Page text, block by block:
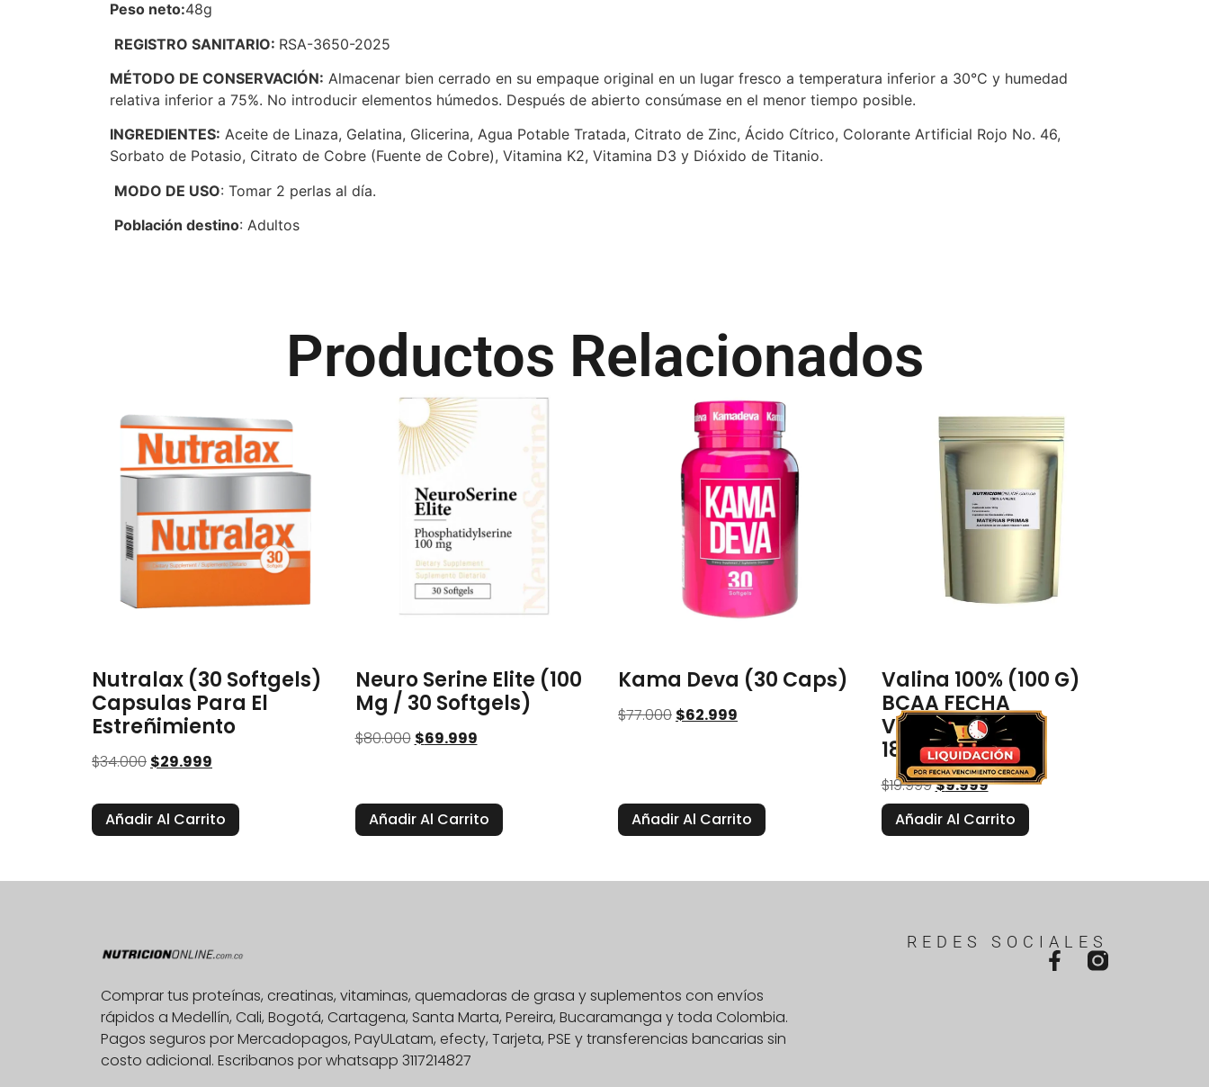
Peso neto:48g
REGISTRO SANITARIO: RSA-3650-2025
MÉTODO DE CONSERVACIÓN: Almacenar bien cerrado en su empaque original en un lugar fresco a temperatura inferior a 30°C y humedad
relativa inferior a 75%. No introducir elementos húmedos. Después de abierto consúmase en el menor tiempo posible.
INGREDIENTES: Aceite de Linaza, Gelatina, Glicerina, Agua Potable Tratada, Citrato de Zinc, Ácido Cítrico, Colorante Artificial Rojo No. 46,
Sorbato de Potasio, Citrato de Cobre (Fuente de Cobre), Vitamina K2, Vitamina D3 y Dióxido de Titanio.
MODO DE USO: Tomar 2 perlas al día.
Población destino: Adultos
Productos Relacionados
Nutralax (30 Softgels)
Capsulas Para El
Estreñimiento
$34.000 $29.999
Añadir Al Carrito
Neuro Serine Elite (100
Mg / 30 Softgels)
$80.000 $69.999
Añadir Al Carrito
Kama Deva (30 Caps)
$77.000 $62.999
Añadir Al Carrito
Valina 100% (100 G)
BCAA FECHA
VENCIMIENTO
18/08/2026
$19.999$9.999
Añadir Al Carrito
Comprar tus proteínas, creatinas, vitaminas, quemadoras de grasa y suplementos con envíos
rápidos a Medellín, Cali, Bogotá, Cartagena, Santa Marta, Pereira, Bucaramanga y toda Colombia.
Pagos seguros por Mercadopagos, PayULatam, efecty, Tarjeta, PSE y transferencias bancarias sin
costo adicional. Escribanos por whatsapp 3117214827
REDES SOCIALES